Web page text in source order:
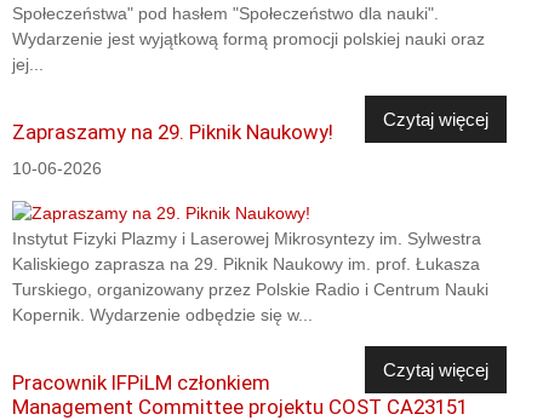
Społeczeństwa" pod hasłem "Społeczeństwo dla nauki".
Wydarzenie jest wyjątkową formą promocji polskiej nauki oraz
jej...
Czytaj więcej
Zapraszamy na 29. Piknik Naukowy!
10-06-2026
Instytut Fizyki Plazmy i Laserowej Mikrosyntezy im. Sylwestra
Kaliskiego zaprasza na 29. Piknik Naukowy im. prof. Łukasza
Turskiego, organizowany przez Polskie Radio i Centrum Nauki
Kopernik. Wydarzenie odbędzie się w...
Czytaj więcej
Pracownik IFPiLM członkiem
Management Committee projektu COST CA23151